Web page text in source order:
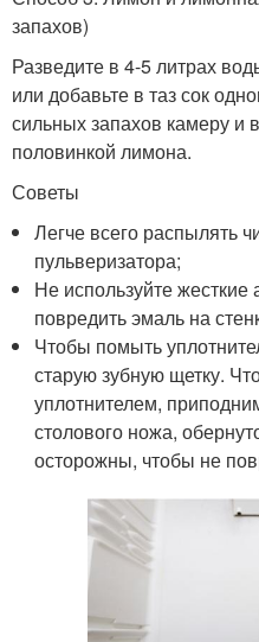
запахов)
Разведите в 4-5 литрах
или добавьте в таз сок
сильных запахов камеру и
половинкой лимона.
Советы
Легче всего распылять
пульверизатора;
Не используйте
повредить эмаль на
Чтобы помыть
старую зубную щетку.
уплотнителем,
столового ножа,
осторожны, чтобы не